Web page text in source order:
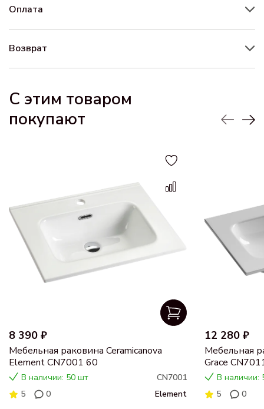
Оплата
Возврат
С этим товаром
покупают
8 390 ₽
Мебельная раковина Ceramicanova
Element CN7001 60
В наличии: 50 шт
CN7001
5
0 Element
12 280 ₽
Мебельная
Grace
В наличии:
5
0